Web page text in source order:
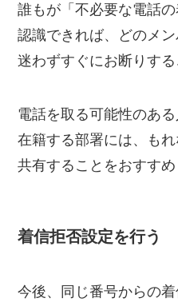
誰もが「不必要な電話
認識できれば、どのメ
迷わずすぐにお断りす
電話を取る可能性のあ
在籍する部署には、もれ
共有することをおすすめ
着信拒否設定を行う
今後、同じ番号からの